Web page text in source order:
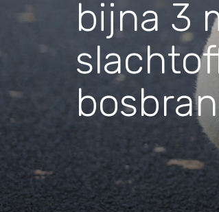
Speelgoed
Knuffels
Puzzels
Kleuren en knutselen
bijna 3